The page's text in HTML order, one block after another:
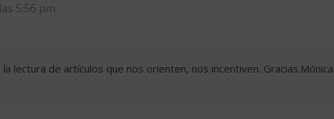
5:56 pm
lectura de artículos que nos orienten, nos incentiven. Gracias.Mónica